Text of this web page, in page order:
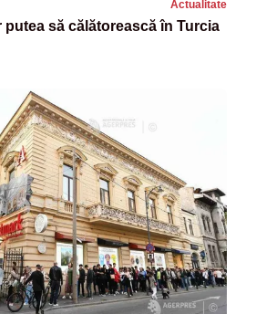
Actualitate
să călătorească în Turcia